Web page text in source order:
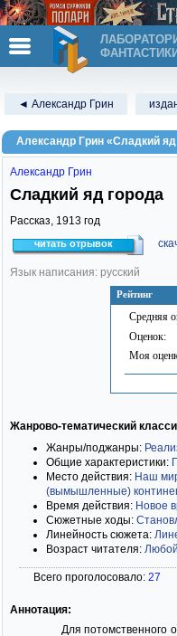
ФАНТАСТИКИ
◄ Александр Грин
Александр Грин «Сладкий яд
Рейтинг
Средняя
Оценок:
Моя
Александр Грин
Сладкий яд города
Рассказ, 1913 год
читать отрывок
Язык написания: русский
Жанрово-тематический
Жанры/поджанры:
Общие характеристики:
Место действия: Наш
(вымышленные)
Время действия: Новое
Сюжетные ходы:
Линейность сюжета:
Возраст читателя: Любой
Всего проголосовало: 27
Аннотация:
Для потомственного